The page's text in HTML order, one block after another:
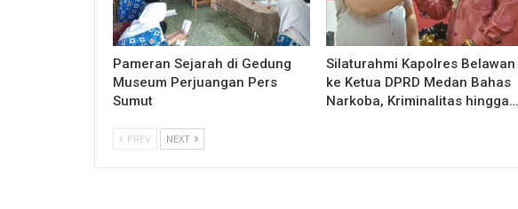
Pameran Sejarah di Gedung
Museum Perjuangan Pers
Sumut
Silaturahmi Kapolres Belawan
ke Ketua DPRD Medan Bahas
Narkoba, Kriminalitas hingga…
PREV NEXT